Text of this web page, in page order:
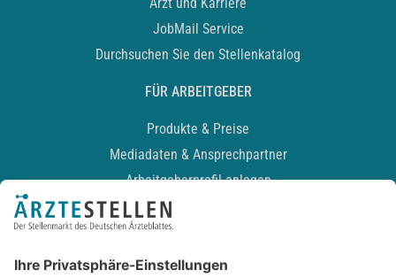
JobMail Service
Durchsuchen Sie den Stellenkatalog
FÜR ARBEITGEBER
Produkte & Preise
Mediadaten & Ansprechpartner
Arbeitgeberprofil anlegen
Recruiting-Podcast